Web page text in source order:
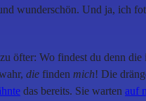
wunderschön. Und ja, ich
öfter: Wo findest du denn die
die finden mich! Die
das bereits. Sie warten auf